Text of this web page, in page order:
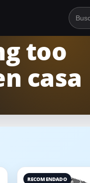
too
casa
RECOMENDADO